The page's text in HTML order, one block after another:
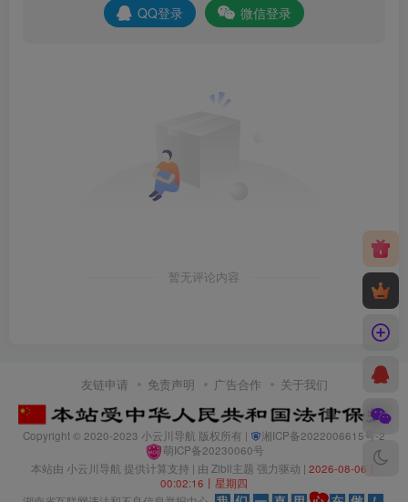
QQ登录 微信登录
暂无评论内容
友链申请 免责声明 广告合作 关于我们
Copyright © 2020-2023 小云川导航 版权所有 |
湘ICP备2022006615号-2
萌ICP备20230060号
本站由 小云川导航 提供计算支持 | 由 Zibll主题 强力驱动 | 2026-08-06丨
00:02:17丨星期四